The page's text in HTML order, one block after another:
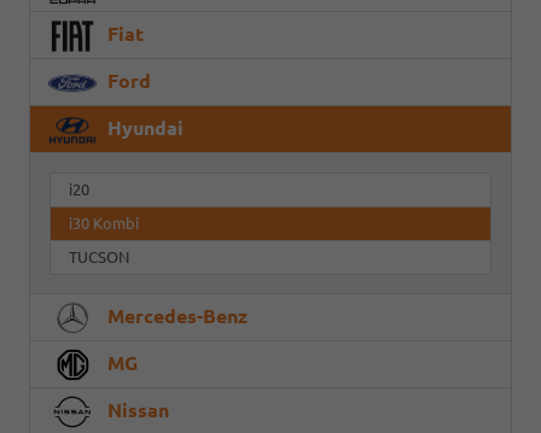
Fiat
Ford
Hyundai
i20
i30 Kombi
TUCSON
Mercedes-Benz
MG
Nissan